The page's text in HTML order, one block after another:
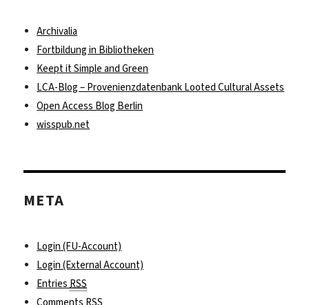
Archivalia
Fortbildung in Bibliotheken
Keept it Simple and Green
LCA-Blog – Provenienzdatenbank Looted Cultural Assets
Open Access Blog Berlin
wisspub.net
META
Login (FU-Account)
Login (External Account)
Entries RSS
Comments RSS